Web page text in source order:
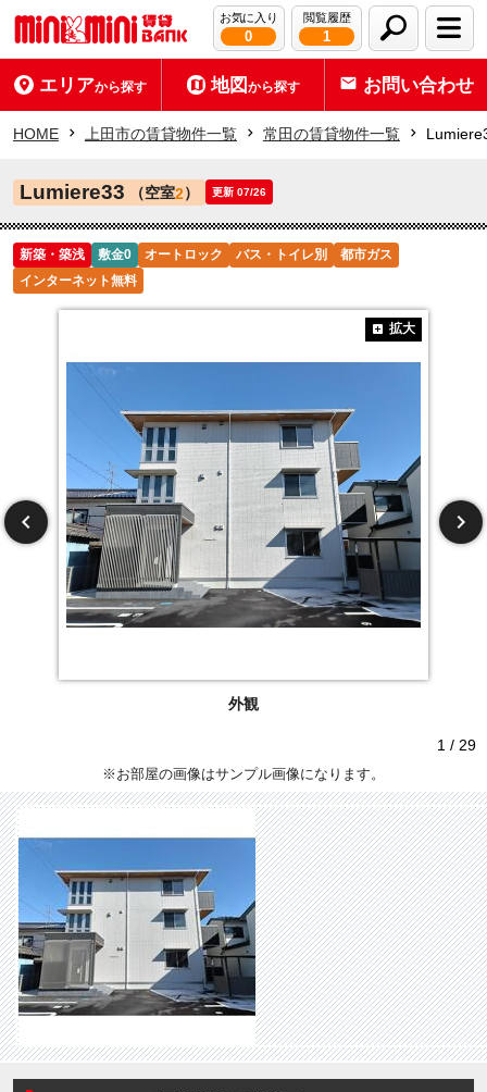
お気に入り
0
閲覧履歴
1
エリアから探す 地図から探す お問い合わせ
HOME 上田市の賃貸物件一覧 常田の賃貸物件一覧
Lumiere33 （空室2） 更新 07/26
新築・築浅 敷金0 オートロック バス・トイレ別
都市ガス
インターネット無料
外観
拡大
1 / 29
※お部屋の画像はサンプル画像になります。